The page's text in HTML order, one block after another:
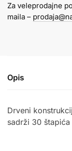
količina
Za veleprodajne
maila –
Opis
Drveni
sadrži 30